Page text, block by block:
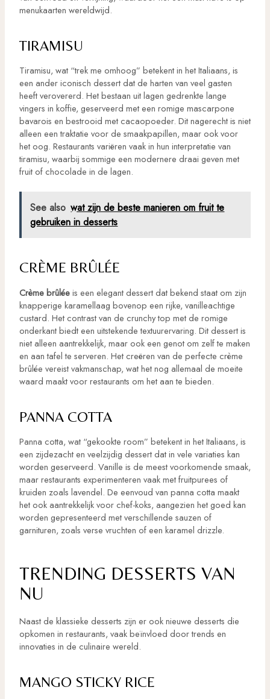
menukaarten wereldwijd.
TIRAMISU
Tiramisu, wat “trek me omhoog” betekent in het Italiaans, is
een ander iconisch dessert dat de harten van veel gasten
heeft verovererd. Het bestaan uit lagen gedrenkte lange
vingers in koffie, geserveerd met een romige mascarpone
bavarois en bestrooid met cacaopoeder. Dit nagerecht is niet
alleen een traktatie voor de smaakpapillen, maar ook voor
het oog. Restaurants variëren vaak in hun interpretatie van
tiramisu, waarbij sommige een modernere draai geven met
fruit of chocolade in de lagen.
See also wat zijn de beste manieren om fruit te
gebruiken in desserts
CRÈME BRÛLÉE
Crème brûléeis een elegant dessert dat bekend staat om zijn
knapperige karamellaag bovenop een rijke, vanilleachtige
custard. Het contrast van de crunchy top met de romige
onderkant biedt een uitstekende textuurervaring. Dit dessert is
niet alleen aantrekkelijk, maar ook een genot om zelf te maken
en aan tafel te serveren. Het creëren van de perfecte crème
brûlée vereist vakmanschap, wat het nog allemaal de moeite
waard maakt voor restaurants om het aan te bieden.
PANNA COTTA
Panna cotta, wat “gekookte room” betekent in het Italiaans, is
een zijdezacht en veelzijdig dessert dat in vele variaties kan
worden geserveerd. Vanille is de meest voorkomende smaak,
maar restaurants experimenteren vaak met fruitpurees of
kruiden zoals lavendel. De eenvoud van panna cotta maakt
het ook aantrekkelijk voor chef-koks, aangezien het goed kan
worden gepresenteerd met verschillende sauzen of
garnituren, zoals verse vruchten of een karamel drizzle.
TRENDING DESSERTS VAN
NU
Naast de klassieke desserts zijn er ook nieuwe desserts die
opkomen in restaurants, vaak beïnvloed door trends en
innovaties in de culinaire wereld.
MANGO STICKY RICE